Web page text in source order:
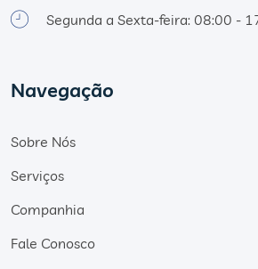
Segunda a Sexta-feira: 08:00 -
Navegação
Sobre Nós
Serviços
Companhia
Fale Conosco